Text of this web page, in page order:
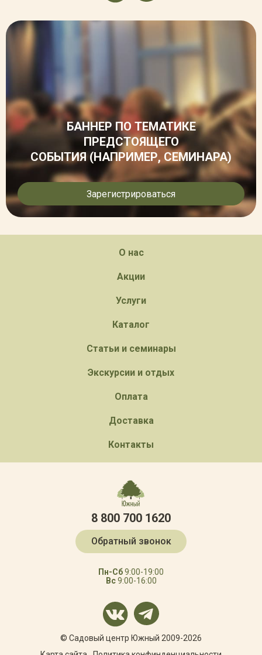
БАННЕР ПО ТЕМАТИКЕ
ПРЕДСТОЯЩЕГО
СОБЫТИЯ (НАПРИМЕР, СЕМИНАРА)
Зарегистрироваться
О нас
Акции
Услуги
Каталог
Статьи и семинары
Экскурсии и отдых
Оплата
Доставка
Контакты
8 800 700 1620
Обратный звонок
Пн-Сб9:00-19:00
Вс9:00-16:00
© Садовый центр Южный 2009-2026